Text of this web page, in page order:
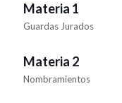
Materia 1
Guardas Jurados
Materia 2
Nombramientos